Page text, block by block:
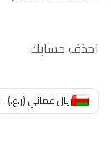
احذف حسابك
ريال عماني (ر.ع.) - OMR